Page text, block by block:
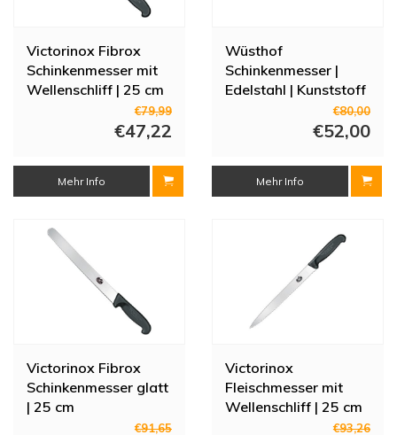
Victorinox Fibrox
Schinkenmesser mit
Wellenschliff | 25 cm
€79,99
€47,22
Mehr Info
Wüsthof
Schinkenmesser |
Edelstahl | Kunststoff
| 0,16 kg | 39,1 cm€80,00
€52,00
Mehr Info
Victorinox Fibrox
Schinkenmesser glatt
| 25 cm
€91,65
Victorinox
Fleischmesser mit
Wellenschliff | 25 cm
€93,26